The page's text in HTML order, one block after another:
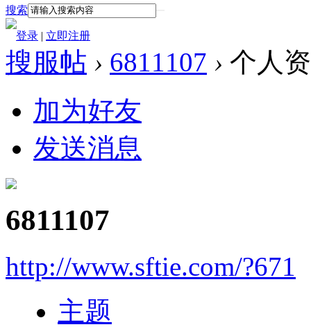
搜索
登录 | 立即注册
搜服帖 › 6811107 › 个人
加为好友
发送消息
6811107
http://www.sftie.com/?671
主题